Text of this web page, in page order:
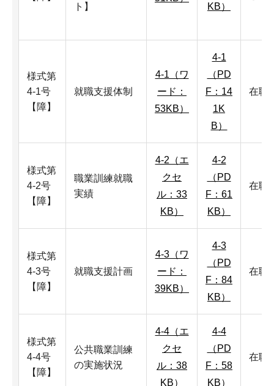
ト】
KB）
様式第
4-1号
【障】
就職支援体制
4-1（ワ
ード：
53KB）
4-1
（PD
F：14
1K
B）
在職
様式第
4-2号
【障】
職業訓練就職
実績
4-2（エ
クセ
ル：33
KB）
4-2
（PD
F：61
KB）
在職
様式第
4-3号
【障】
就職支援計画
4-3（ワ
ード：
39KB）
4-3
（PD
F：84
KB）
在職
様式第
4-4号
【障】
公共職業訓練
の実施状況
4-4（エ
クセ
ル：38
KB）
4-4
（PD
F：58
KB）
在職